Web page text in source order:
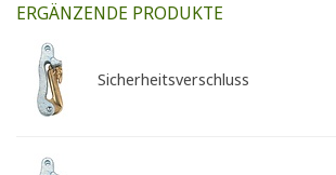
ERGÄNZENDE PRODUKTE
Sicherheitsverschluss